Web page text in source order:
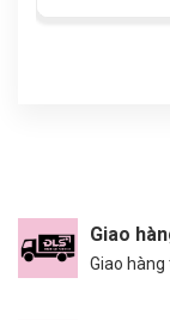
Giao
Giao